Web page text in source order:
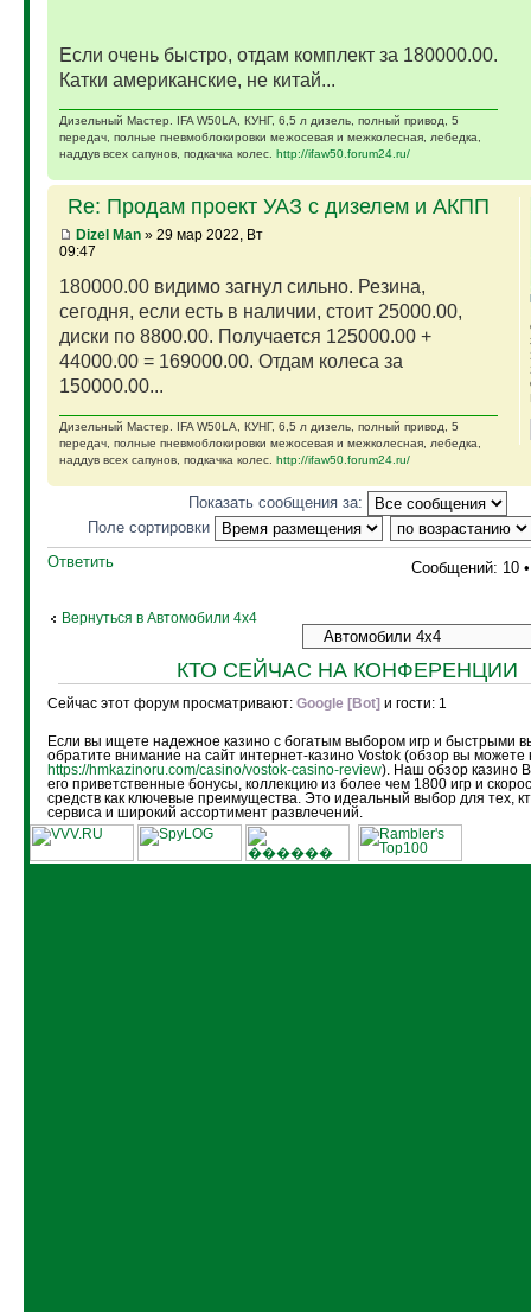
Если очень быстро, отдам комплект за 180000.00.
Катки американские, не китай...
Дизельный Мастер. IFA W50LA, КУНГ, 6,5 л дизель, полный привод, 5
передач, полные пневмоблокировки межосевая и межколесная, лебедка,
наддув всех сапунов, подкачка колес. http://ifaw50.forum24.ru/
Re: Продам проект УАЗ с дизелем и АКПП
Dizel Man» 29 мар 2022, Вт
09:47
180000.00 видимо загнул сильно. Резина,
сегодня, если есть в наличии, стоит 25000.00,
диски по 8800.00. Получается 125000.00 +
44000.00 = 169000.00. Отдам колеса за
150000.00...
Дизельный Мастер. IFA W50LA, КУНГ, 6,5 л дизель, полный привод, 5
передач, полные пневмоблокировки межосевая и межколесная, лебедка,
наддув всех сапунов, подкачка колес. http://ifaw50.forum24.ru/
Показать сообщения за:
Поле сортировки
Ответить
Сообщений: 10
Вернуться в Автомобили 4х4
КТО СЕЙЧАС НА КОНФЕРЕНЦИИ
Сейчас этот форум просматривают: Google [Bot] и гости: 1
Если вы ищете надежное казино с богатым выбором игр и быстрыми
обратите внимание на сайт интернет-казино Vostok (обзор вы можете
https://hmkazinoru.com/casino/vostok-casino-review). Наш обзор казино
его приветственные бонусы, коллекцию из более чем 1800 игр и
средств как ключевые преимущества. Это идеальный выбор для тех,
сервиса и широкий ассортимент развлечений.